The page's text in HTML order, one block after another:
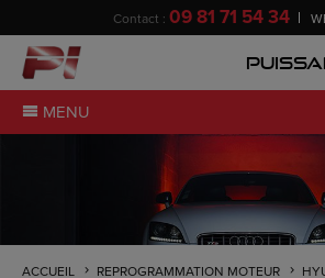
Contact : 09 81 71 54 34
MENU
ACCUEIL REPROGRAMMATION MOTEUR